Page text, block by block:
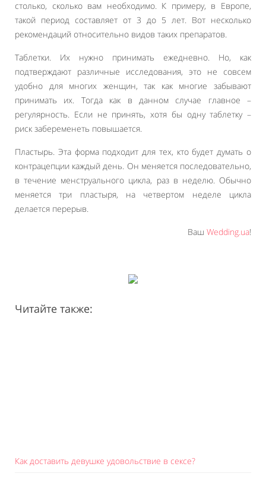
столько, сколько вам необходимо. К примеру, в Европе,
такой период составляет от 3 до 5 лет. Вот несколько
рекомендаций относительно видов таких препаратов.
Таблетки. Их нужно принимать ежедневно. Но, как
подтверждают различные исследования, это не совсем
удобно для многих женщин, так как многие забывают
принимать их. Тогда как в данном случае главное –
регулярность. Если не принять, хотя бы одну таблетку –
риск забеременеть повышается.
Пластырь. Эта форма подходит для тех, кто будет думать о
контрацепции каждый день. Он меняется последовательно,
в течение менструального цикла, раз в неделю. Обычно
меняется три пластыря, на четвертом неделе цикла
делается перерыв.
Ваш Wedding.ua!
Читайте также:
Как доставить девушке удовольствие в сексе?